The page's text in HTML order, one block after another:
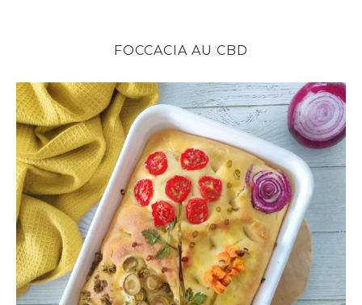
FOCCACIA AU CBD